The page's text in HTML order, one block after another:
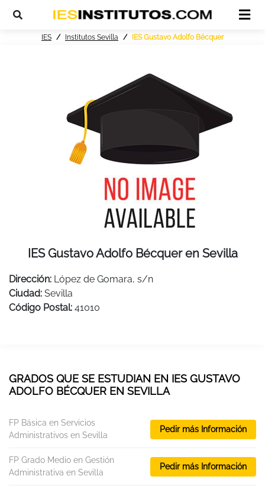
IES Institutos Sevilla IES Gustavo Adolfo Bécquer
IES Gustavo Adolfo Bécquer en Sevilla
Dirección: López de Gomara, s/n
Ciudad: Sevilla
Código Postal: 41010
GRADOS QUE SE ESTUDIAN EN IES GUSTAVO
ADOLFO BÉCQUER EN SEVILLA
FP Básica en Servicios
Administrativos en Sevilla
Pedir más Información
FP Grado Medio en Gestión
Administrativa en Sevilla
Pedir más Información